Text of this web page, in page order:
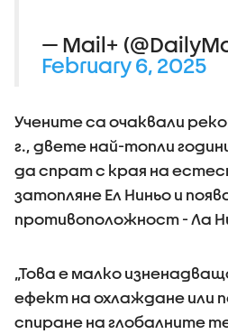
— Mail+
February 6, 2025
Учените са очаквали
г., двете най-топли
да спрат с края на
затопляне Ел Ниньо и
противоположност - Ла
„Това е малко
ефект на охлаждане или
спиране на глобалните